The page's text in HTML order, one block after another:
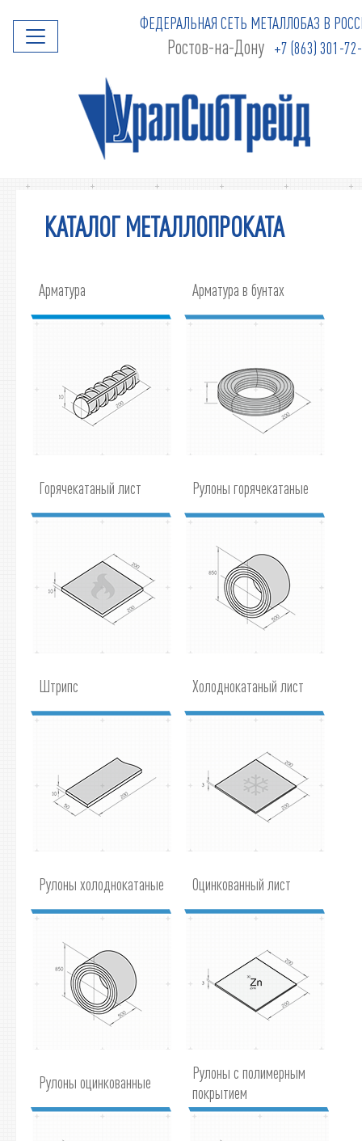
ФЕДЕРАЛЬНАЯ СЕТЬ МЕТАЛЛОБАЗ В
Ростов-на-Дону +7 (863) 301-
КАТАЛОГ МЕТАЛЛОПРОКАТА
Арматура Арматура в бунтах
Горячекатаный лист Рулоны горячекатаные
Штрипс Холоднокатаный лист
Рулоны холоднокатаные Оцинкованный лист
Рулоны оцинкованные
Рулоны с полимерным
покрытием